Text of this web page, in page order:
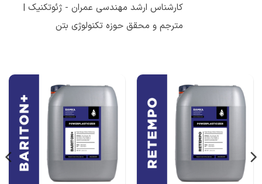
کارشناس ارشد مهندسی عمران - ژئوتکنیک |
مترجم و محقق حوزه تکنولوژی بتن